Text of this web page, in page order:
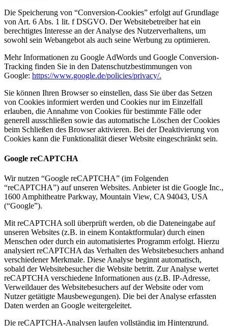
Die Speicherung von “Conversion-Cookies” erfolgt auf Grundlage
von Art. 6 Abs. 1 lit. f DSGVO. Der Websitebetreiber hat ein
berechtigtes Interesse an der Analyse des Nutzerverhaltens, um
sowohl sein Webangebot als auch seine Werbung zu optimieren.
Mehr Informationen zu Google AdWords und Google Conversion-
Tracking finden Sie in den Datenschutzbestimmungen von
Google: https://www.google.de/policies/privacy/.
Sie können Ihren Browser so einstellen, dass Sie über das Setzen
von Cookies informiert werden und Cookies nur im Einzelfall
erlauben, die Annahme von Cookies für bestimmte Fälle oder
generell ausschließen sowie das automatische Löschen der Cookies
beim Schließen des Browser aktivieren. Bei der Deaktivierung von
Cookies kann die Funktionalität dieser Website eingeschränkt sein.
Google reCAPTCHA
Wir nutzen “Google reCAPTCHA” (im Folgenden
“reCAPTCHA”) auf unseren Websites. Anbieter ist die Google Inc.,
1600 Amphitheatre Parkway, Mountain View, CA 94043, USA
(“Google”).
Mit reCAPTCHA soll überprüft werden, ob die Dateneingabe auf
unseren Websites (z.B. in einem Kontaktformular) durch einen
Menschen oder durch ein automatisiertes Programm erfolgt. Hierzu
analysiert reCAPTCHA das Verhalten des Websitebesuchers anhand
verschiedener Merkmale. Diese Analyse beginnt automatisch,
sobald der Websitebesucher die Website betritt. Zur Analyse wertet
reCAPTCHA verschiedene Informationen aus (z.B. IP-Adresse,
Verweildauer des Websitebesuchers auf der Website oder vom
Nutzer getätigte Mausbewegungen). Die bei der Analyse erfassten
Daten werden an Google weitergeleitet.
Die reCAPTCHA-Analysen laufen vollständig im Hintergrund.